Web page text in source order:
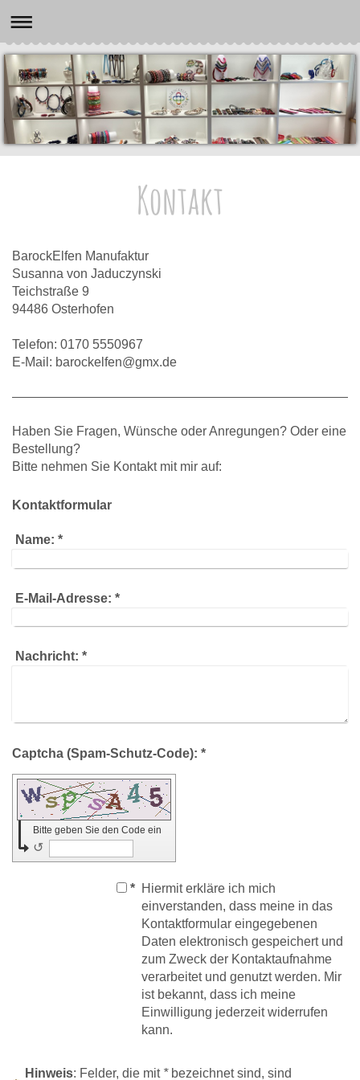
Kontakt
BarockElfen Manufaktur
Susanna von Jaduczynski
Teichstraße 9
94486 Osterhofen
Telefon: 0170 5550967
E-Mail: barockelfen@gmx.de
Haben Sie Fragen, Wünsche oder Anregungen? Oder eine
Bestellung?
Bitte nehmen Sie Kontakt mit mir auf:
Kontaktformular
Name: *
E-Mail-Adresse: *
Nachricht: *
Captcha (Spam-Schutz-Code): *
Bitte geben Sie den Code ein
↺
*
Hiermit erkläre ich mich
einverstanden, dass meine in das
Kontaktformular eingegebenen
Daten elektronisch gespeichert und
zum Zweck der Kontaktaufnahme
verarbeitet und genutzt werden. Mir
ist bekannt, dass ich meine
Einwilligung jederzeit widerrufen
kann.
Hinweis : Felder, die mit *bezeichnet sind, sind